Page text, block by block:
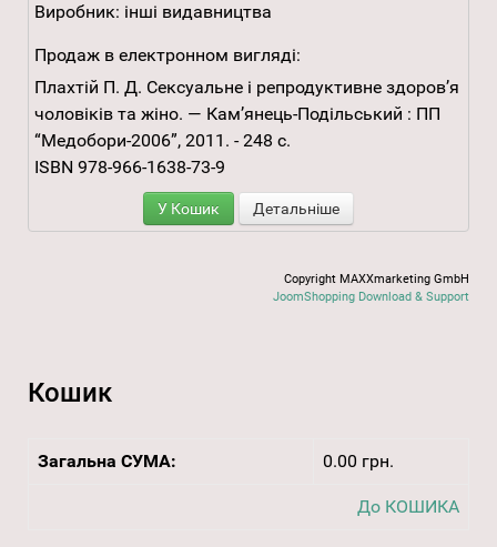
Виробник: інші видавництва
Продаж в електронном вигляді:
Плахтій П. Д. Сексуальне і репродуктивне здоров’я
чоловіків та жіно. — Кам’янець-Подільський : ПП
“Медобори-2006”, 2011. - 248 с.
ISBN 978-966-1638-73-9
У Кошик Детальніше
Copyright MAXXmarketing GmbH
JoomShopping Download & Support
Кошик
Загальна СУМА: 0.00 грн.
До КОШИКА